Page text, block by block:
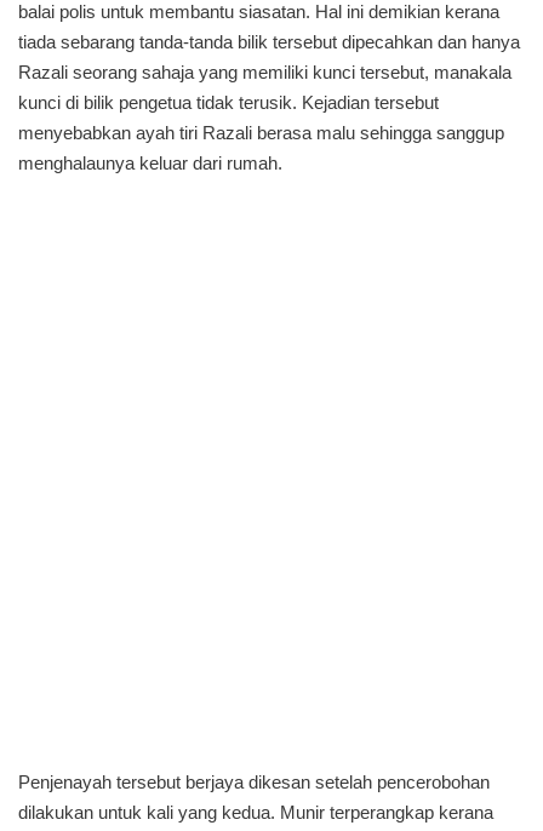
balai polis untuk membantu siasatan. Hal ini demikian kerana
tiada sebarang tanda-tanda bilik tersebut dipecahkan dan hanya
Razali seorang sahaja yang memiliki kunci tersebut, manakala
kunci di bilik pengetua tidak terusik. Kejadian tersebut
menyebabkan ayah tiri Razali berasa malu sehingga sanggup
menghalaunya keluar dari rumah.
Penjenayah tersebut berjaya dikesan setelah pencerobohan
dilakukan untuk kali yang kedua. Munir terperangkap kerana